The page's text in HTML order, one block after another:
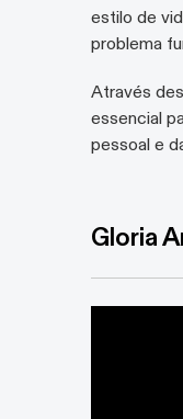
estilo de
problema
Através
essencial
pessoal e
Gloria